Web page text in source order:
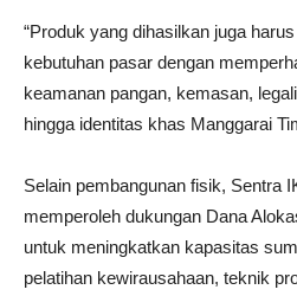
“Produk yang dihasilkan juga
kebutuhan pasar dengan
keamanan pangan, kemasan,
hingga identitas khas Manggarai
Selain pembangunan fisik, Sentra
memperoleh dukungan Dana
untuk meningkatkan kapasitas
pelatihan kewirausahaan, teknik